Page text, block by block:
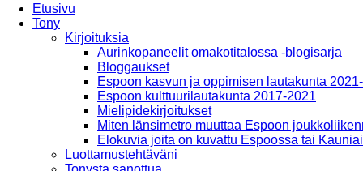
Etusivu
Tony
Kirjoituksia
Aurinkopaneelit omakotitalossa -blogisarja
Bloggaukset
Espoon kasvun ja oppimisen lautakunta
Espoon kulttuurilautakunta 2017-2021
Mielipidekirjoitukset
Miten länsimetro muuttaa Espoon
Elokuvia joita on kuvattu Espoossa tai
Luottamustehtäväni